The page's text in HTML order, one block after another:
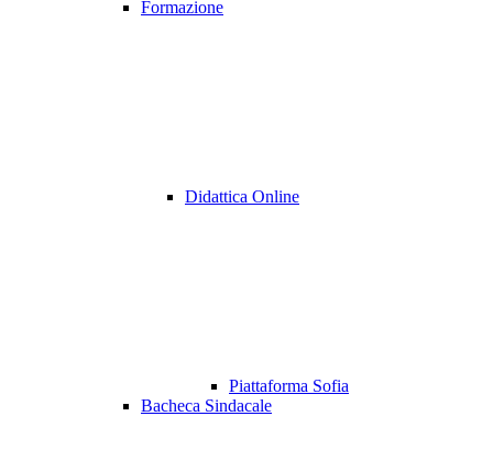
Formazione
Didattica Online
Piattaforma Sofia
Bacheca Sindacale